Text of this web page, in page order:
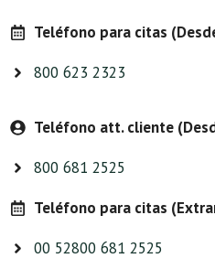
Teléfono para citas
800 623 2323
Teléfono att. cliente
800 681 2525
Teléfono para citas
00 52800 681 2525